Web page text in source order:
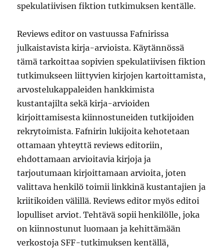
spekulatiivisen fiktion tutkimuksen kentälle.
Reviews editor on vastuussa Fafnirissa
julkaistavista kirja-arvioista. Käytännössä
tämä tarkoittaa sopivien spekulatiivisen fiktion
tutkimukseen liittyvien kirjojen kartoittamista,
arvostelukappaleiden hankkimista
kustantajilta sekä kirja-arvioiden
kirjoittamisesta kiinnostuneiden tutkijoiden
rekrytoimista. Fafnirin lukijoita kehotetaan
ottamaan yhteyttä reviews editoriin,
ehdottamaan arvioitavia kirjoja ja
tarjoutumaan kirjoittamaan arvioita, joten
valittava henkilö toimii linkkinä kustantajien ja
kriitikoiden välillä. Reviews editor myös editoi
lopulliset arviot. Tehtävä sopii henkilölle, joka
on kiinnostunut luomaan ja kehittämään
verkostoja SFF-tutkimuksen kentällä,